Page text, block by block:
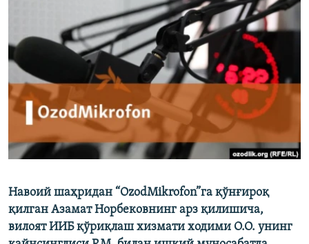
Озодлик бошқа тилларда
Навоий шаҳридан “OzodMikrofon”га қўнғироқ
қилган Азамат Норбековнинг арз қилишича,
вилоят ИИБ қўриқлаш хизмати ходими О.О. унинг